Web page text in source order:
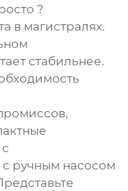
?
в магистралях.
стабильнее.
ручным насосом